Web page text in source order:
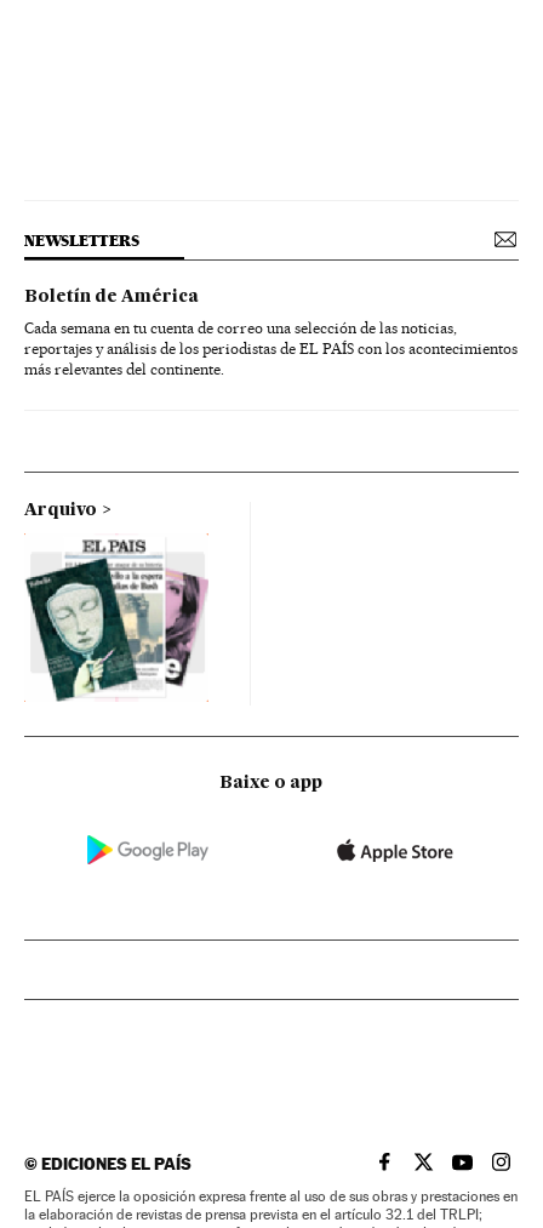
NEWSLETTERS
Boletín de América
Cada semana en tu cuenta de correo una selección de las noticias,
reportajes y análisis de los periodistas de EL PAÍS con los acontecimientos
más relevantes del continente.
Arquivo
Baixe o app
©EDICIONES EL PAÍS EL PAÍS BRASIL EN
EL PAÍSEL PAÍS
EL
EL PAÍS ejerce la oposición expresa frente al uso de sus obras y prestaciones en
la elaboración de revistas de prensa prevista en el artículo 32.1 del TRLPI;